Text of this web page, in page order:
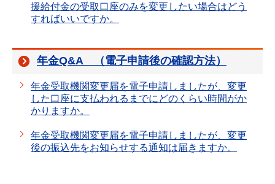
援給付金の受取口座のみを変更したい場合はどう
すればいいですか。
年金Q&A （電子申請後の確認方法）
年金受取機関変更届を電子申請しましたが、変更
した口座に支払われるまでにどのくらい時間がか
かりますか。
年金受取機関変更届を電子申請しましたが、変更
後の振込先をお知らせする通知は届きますか。